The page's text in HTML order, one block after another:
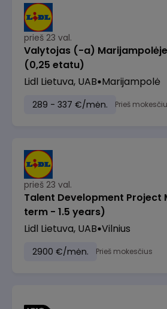
prieš 23 val.
Valytojas (-a)
(0,25 etatu)
Lidl Lietuva, UAB Marijampolė
289 - 337 €/mėn. Prieš
prieš 23 val.
Talent Development Project
term - 1.5 years)
Lidl Lietuva, UAB Vilnius
2900 €/mėn. Prieš mokesčius